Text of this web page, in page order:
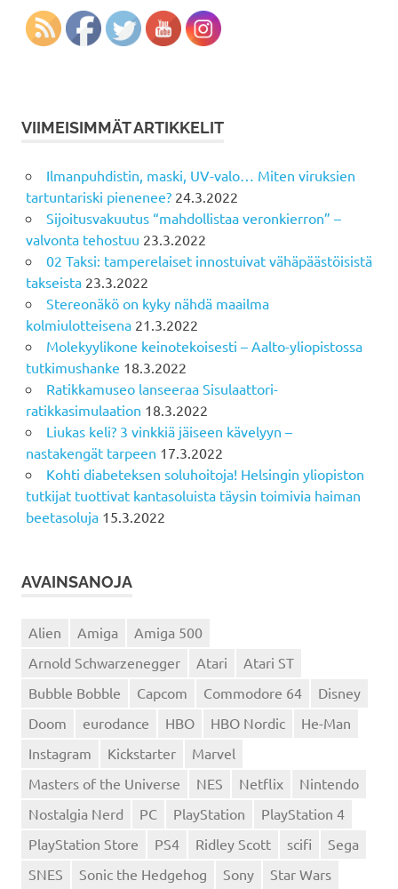
VIIMEISIMMÄT ARTIKKELIT
Ilmanpuhdistin, maski, UV-valo… Miten viruksien
tartuntariski pienenee? 24.3.2022
Sijoitusvakuutus “mahdollistaa veronkierron” –
valvonta tehostuu 23.3.2022
02 Taksi: tamperelaiset innostuivat vähäpäästöisistä
takseista 23.3.2022
Stereonäkö on kyky nähdä maailma
kolmiulotteisena 21.3.2022
Molekyylikone keinotekoisesti – Aalto-yliopistossa
tutkimushanke 18.3.2022
Ratikkamuseo lanseeraa Sisulaattori-
ratikkasimulaation 18.3.2022
Liukas keli? 3 vinkkiä jäiseen kävelyyn –
nastakengät tarpeen 17.3.2022
Kohti diabeteksen soluhoitoja! Helsingin yliopiston
tutkijat tuottivat kantasoluista täysin toimivia haiman
beetasoluja 15.3.2022
AVAINSANOJA
Alien Amiga
Amiga 500
Arnold Schwarzenegger
Atari
Atari ST
Bubble Bobble
Capcom Commodore 64
Disney
Doom
eurodance HBO HBO Nordic
He-Man
Instagram
Kickstarter
Marvel
Masters of the Universe
NES Netflix
Nintendo
Nostalgia Nerd
PC PlayStation
PlayStation 4
PlayStation Store
PS4 Ridley Scott scifi
Sega
SNES
Sonic the Hedgehog Sony Star Wars